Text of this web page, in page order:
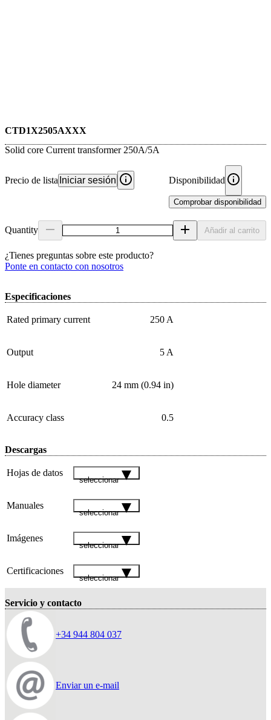
CTD1X2505AXXX
Solid core Current transformer 250A/5A
Precio de lista Iniciar sesión Disponibilidad
Comprobar disponibilidad
Quantity Añadir al carrito
¿Tienes preguntas sobre este producto?
Ponte en contacto con nosotros
Especificaciones
Rated primary current 250 A
Output 5 A
Hole diameter 24 mm (0.94 in)
Accuracy class 0.5
Descargas
Hojas de datos
seleccionar
Manuales
seleccionar
Imágenes
seleccionar
Certificaciones
seleccionar
Servicio y contacto
+34 944 804 037
Enviar un e-mail